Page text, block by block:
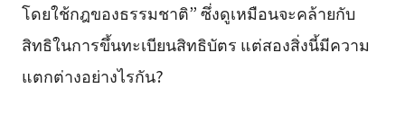
โดยใช้กฎของธรรมชาติ” ซึ่งดูเหมือนจะคล้ายกับ
สิทธิในการขึ้นทะเบียนสิทธิบัตร แต่สองสิ่งนี้มีความ
แตกต่างอย่างไรกัน?